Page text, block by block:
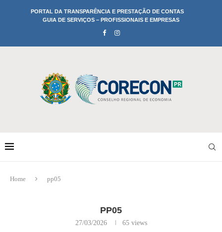
PORTAL DA TRANSPARÊNCIA E PRESTAÇÃO DE CONTAS
GUIA DE SERVIÇOS – PROFISSIONAIS E EMPRESAS
Home pp05
PP05
27/03/2026 65views